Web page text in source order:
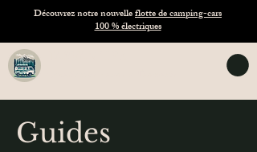
Découvrez notre nouvelleflotte de camping-cars
100 % électriques
Guides